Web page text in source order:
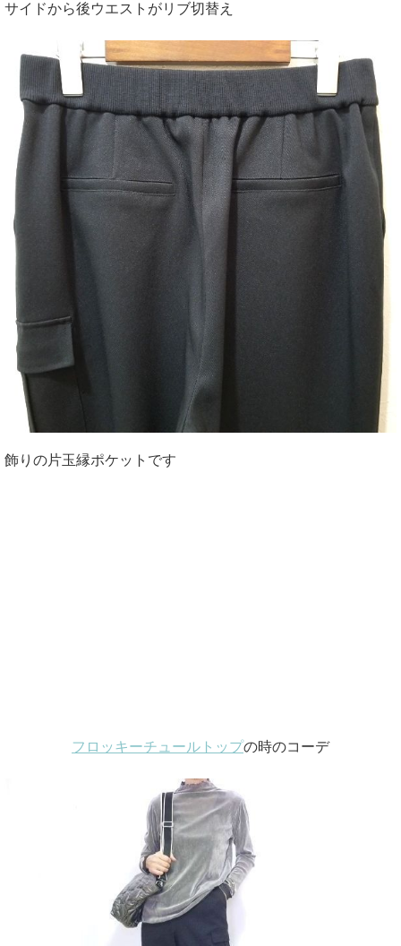
サイドから後ウエストがリブ切替え
飾りの片玉縁ポケットです
フロッキーチュールトップの時のコーデ